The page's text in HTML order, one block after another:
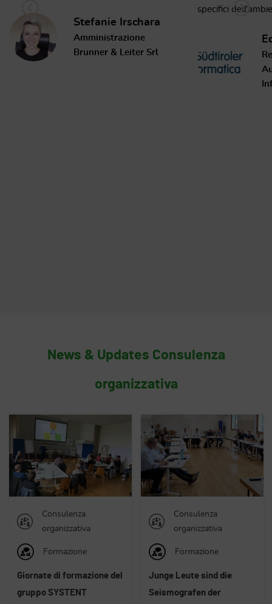
Edwin Thomaseth
Responsabile QM & Internal
possibile
innovativa e
reparti,
News & Updates Consulenza
organizzativa
Consulenza
organizzativa
Formazione
Giornate di formazione del
gruppo SYSTENT
Consulenza
organizzativa
Formazione
Junge Leute sind die
Seismografen der